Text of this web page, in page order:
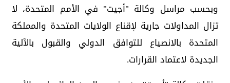
وبحسب مراسل وكالة "أجيت" في الأمم المتحدة، لا
تزال المداولات جارية لإقناع الولايات المتحدة والمملكة
المتحدة بالانصياع للتوافق الدولي والقبول بالآلية
الجديدة لاعتماد القرارات.